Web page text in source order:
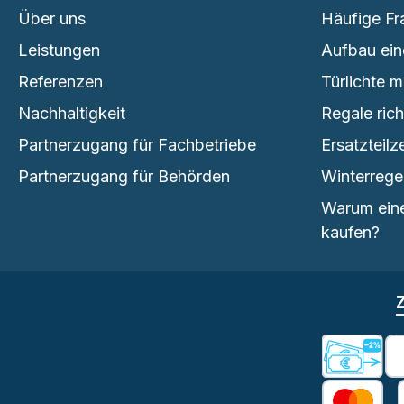
Über uns
Leistungen
Referenzen
Nachhaltigkeit
Partnerzugang für Fachbetriebe
Partnerzugang für Behörden
Häufige
Aufbau
Türlichte
Regale
Warum
kaufen?